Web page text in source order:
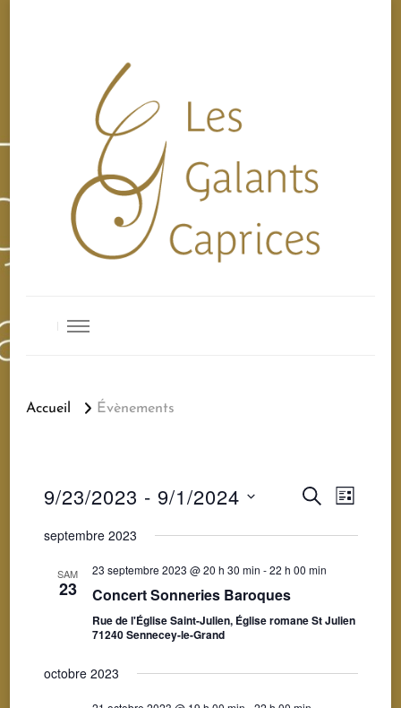
Les Galants Caprices
Accueil Évènements
et
de
RECHERCHE
de
LISTE
9/23/2023 - 9/1/2024
date.
septembre 2023
SAM
23
23 septembre 2023 @ 20 h 30 min -22 h 00 min
Concert Sonneries Baroques
Rue de l'Église Saint-Julien, Église romane St Julien
71240 Sennecey-le-Grand
octobre 2023